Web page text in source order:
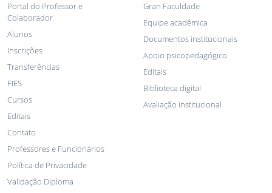
Portal do Professor e
Colaborador
Alunos
Inscrições
Transferências
FIES
Cursos
Editais
Contato
Professores e Funcionários
Política de Privacidade
Validação Diploma
Gran Faculdade
Equipe acadêmica
Documentos institucionais
Apoio psicopedagógico
Editais
Biblioteca digital
Avaliação institucional